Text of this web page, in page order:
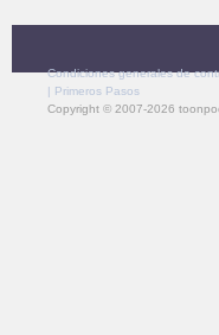
Condiciones generales de
| Primeros Pasos
Copyright © 2007-2026